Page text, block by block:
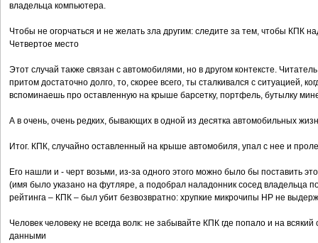
владельца компьютера.
Чтобы не огорчаться и не желать зла другим: следите за тем, чтобы КПК
Четвертое место
Этот случай также связан с автомобилями, но в другом контексте.
притом достаточно долго, то, скорее всего, ты сталкивался с ситуацией,
вспоминаешь про оставленную на крыше барсетку, портфель, бутылку
А в очень, очень редких, бывающих в одной из десятка автомобильных
Итог. КПК, случайно оставленный на крыше автомобиля, упал с нее и
Его нашли и - черт возьми, из-за одного этого можно было бы поставить
(имя было указано на футляре, а подобрал наладонник сосед владельца
рейтинга – КПК – был убит безвозвратно: хрупкие микрочипы HP не
Человек человеку не всегда волк: не забывайте КПК где попало и на
данными